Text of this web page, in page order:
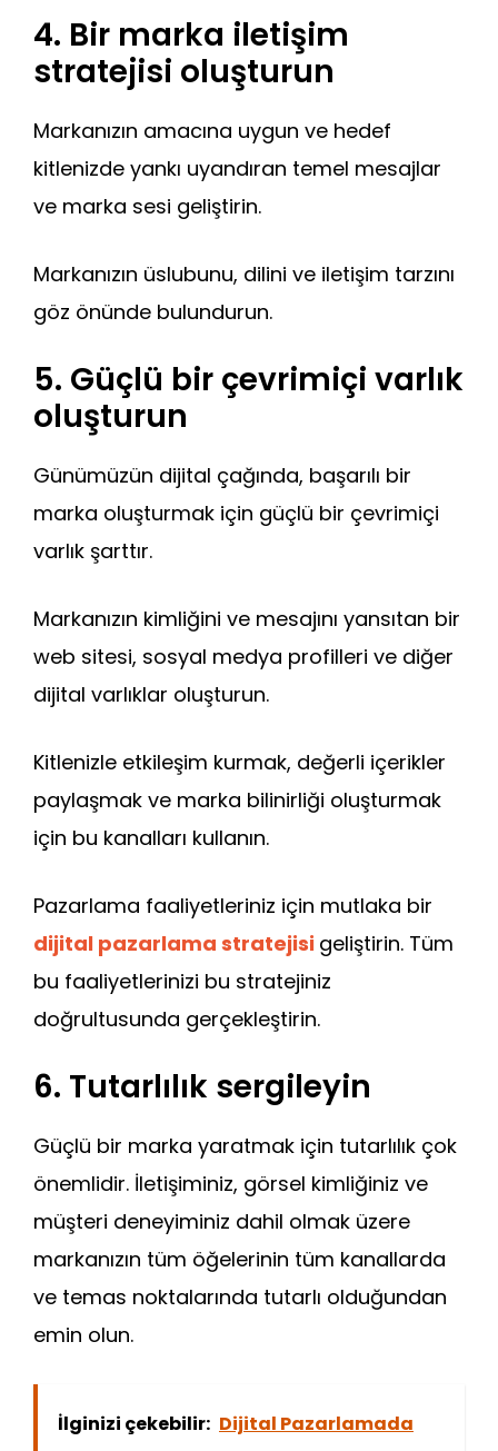
4. Bir marka iletişim
stratejisi oluşturun
Markanızın amacına uygun ve hedef
kitlenizde yankı uyandıran temel mesajlar
ve marka sesi geliştirin.
Markanızın üslubunu, dilini ve iletişim tarzını
göz önünde bulundurun.
5. Güçlü bir çevrimiçi varlık
oluşturun
Günümüzün dijital çağında, başarılı bir
marka oluşturmak için güçlü bir çevrimiçi
varlık şarttır.
Markanızın kimliğini ve mesajını yansıtan bir
web sitesi, sosyal medya profilleri ve diğer
dijital varlıklar oluşturun.
Kitlenizle etkileşim kurmak, değerli içerikler
paylaşmak ve marka bilinirliği oluşturmak
için bu kanalları kullanın.
Pazarlama faaliyetleriniz için mutlaka bir
dijital pazarlama stratejisi geliştirin. Tüm
bu faaliyetlerinizi bu stratejiniz
doğrultusunda gerçekleştirin.
6. Tutarlılık sergileyin
Güçlü bir marka yaratmak için tutarlılık çok
önemlidir. İletişiminiz, görsel kimliğiniz ve
müşteri deneyiminiz dahil olmak üzere
markanızın tüm öğelerinin tüm kanallarda
ve temas noktalarında tutarlı olduğundan
emin olun.
İlginizi çekebilir: Dijital Pazarlamada